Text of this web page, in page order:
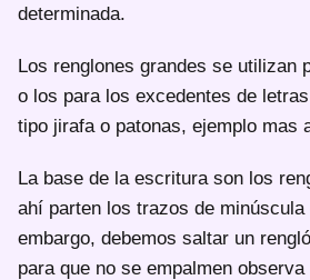
determinada.
Los renglones grandes se utilizan
o los para los excedentes de
tipo jirafa o patonas, ejemplo mas
La base de la escritura son los
ahí parten los trazos de
embargo, debemos saltar un
para que no se empalmen